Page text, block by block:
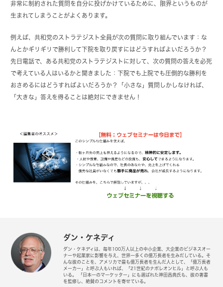
非常に制約された質問を自分に投げかけているために、限界というものが
生まれてしまうことがよくあります。
例えば、共和党のストラテジスト全員が次の質問に取り組んでいます：な
んとかギリギリで勝利して下院を取り戻すにはどうすればよいだろうか？
先日電話で、ある共和党のストラテジストに対して、次の質問の答えを必死
で考えている人はいるかと聞きました：下院でも上院でも圧倒的な勝利を
おさめるにはどうすればよいだろうか？「小さな」質問しかしなければ、
「大きな」答えを得ることは絶対にできません！
ダン・ケネディ
ダン・ケネディは、毎年100万人以上の中小企業、大企業のビジネスオー
ナーや起業家に影響を与え、世界一多くの億万長者を生みだしている。そ
んな彼のことを、アメリカで最も億万長者を生んだ人として、「億万長者
メーカー」と呼ぶ人もいれば、「21世紀のナポレオンヒル」と呼ぶ人も
いる。 「日本一のマーケッター」にも選ばれた神田昌典氏も、彼の著書
を監修し、絶賛のコメントを寄せている。